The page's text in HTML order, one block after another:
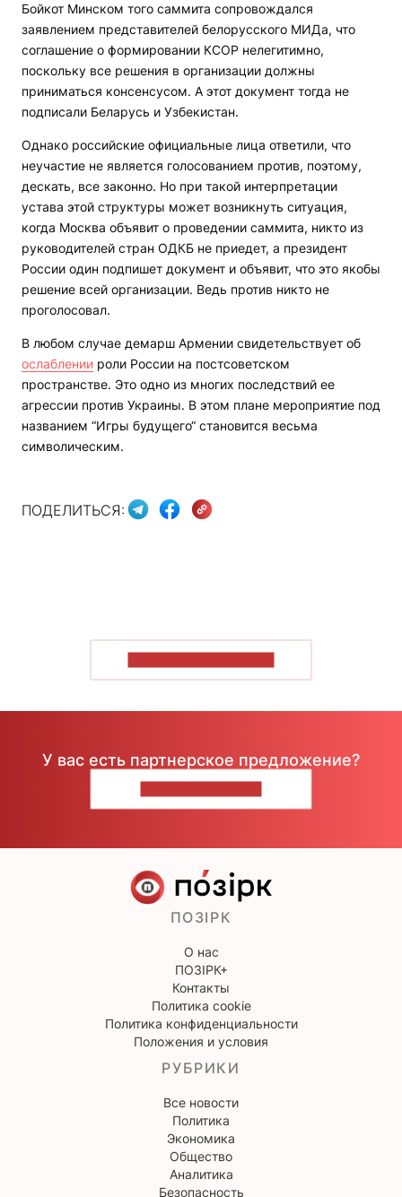
Бойкот Минском того саммита сопровождался
заявлением представителей белорусского МИДа, что
соглашение о формировании КСОР нелегитимно,
поскольку все решения в организации должны
приниматься консенсусом. А этот документ тогда не
подписали Беларусь и Узбекистан.
Однако российские официальные лица ответили, что
неучастие не является голосованием против, поэтому,
дескать, все законно. Но при такой интерпретации
устава этой структуры может возникнуть ситуация,
когда Москва объявит о проведении саммита, никто из
руководителей стран ОДКБ не приедет, а президент
России один подпишет документ и объявит, что это якобы
решение всей организации. Ведь против никто не
проголосовал.
В любом случае демарш Армении свидетельствует об
ослаблении роли России на постсоветском
пространстве. Это одно из многих последствий ее
агрессии против Украины. В этом плане мероприятие под
названием “Игры будущего“ становится весьма
символическим.
ПОДЕЛИТЬСЯ:
У вас есть партнерское предложение?
ПОЗІРК
О нас
ПОЗІРК+
Контакты
Политика cookie
Политика конфиденциальности
Положения и условия
РУБРИКИ
Все новости
Политика
Экономика
Общество
Аналитика
Безопасность